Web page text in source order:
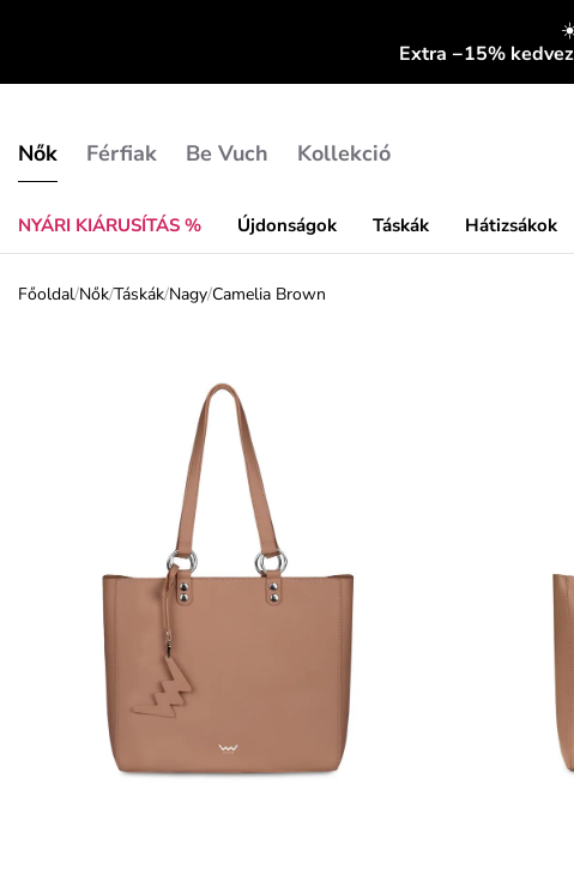
Extra −15%
Nők
NYÁRI KIÁRUSÍTÁS % Újdonságok Táskák Hátizsákok
Férfiak Be Vuch Kollekció
Főoldal/Nők/Táskák/Nagy/Camelia Brown